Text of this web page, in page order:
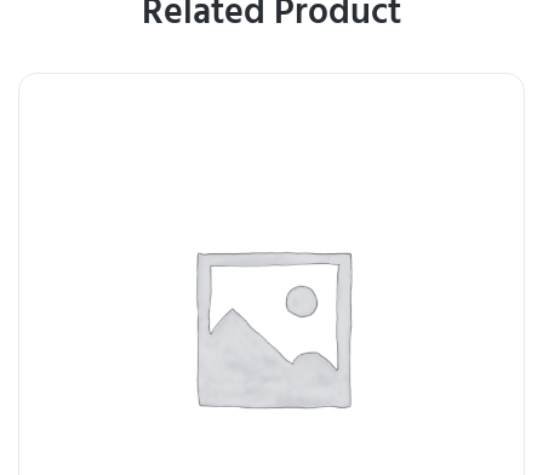
Related Product